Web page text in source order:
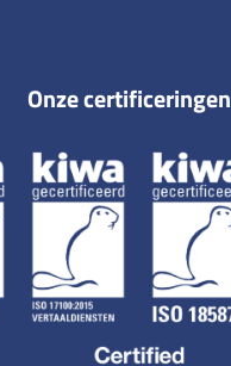
Onze certificeringen